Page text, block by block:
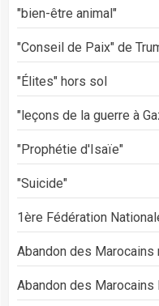
"bien-être animal"
"Conseil de Paix" de
"Élites" hors sol
"leçons de la guerre à
"Prophétie d'Isaïe"
"Suicide"
1ère Fédération
Abandon des
Abandon des